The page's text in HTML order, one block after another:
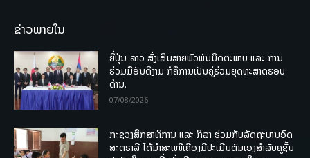
ຂ່າວພາຍໃນ
ຍີ່ປຸ່ນ-ລາວ ສົ່ງເສີມສາຍພົວພັນມິດຕະພາບ ແລະ ການ
ຮ່ວມມືອັນດີງາມ ກໍຄືການເປັນຄູ່ຮ່ວມຍຸດທະສາດຮອບ
ດ້ານ.
07/08/2026
ກະຊວງສຶກສາທິການ ແລະ ກິລາ ຮ່ວມກັບລັດຖະບານອົດ
ສະຕຣາລີ ໄດ້ນຳສະເໜີເຄື່ອງມືປະເມີນຕົນເອງສຳລັບຄູຊັ້ນ